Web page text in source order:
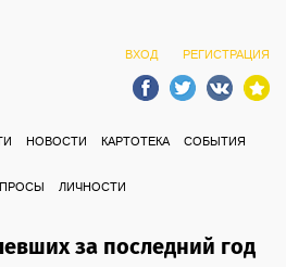
ВХОД РЕГИСТРАЦИЯ
НОВОСТИ КАРТОТЕКА СОБЫТИЯ
ЛИЧНОСТИ
за последний год